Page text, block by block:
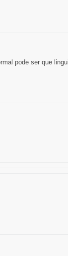
pode ser que